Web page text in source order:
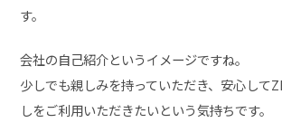
す。
会社の自己紹介というイメージですね。
少しでも親しみを持っていただき、安心して
しをご利用いただきたいという気持ちです。